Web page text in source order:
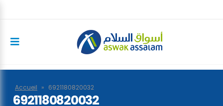
Accueil » 6921180820032
6921180820032